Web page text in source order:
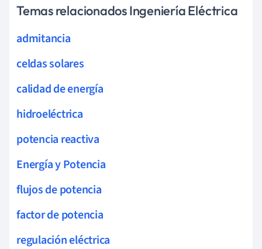
Temas relacionados Ingeniería Eléctrica
admitancia
celdas solares
calidad de energía
hidroeléctrica
potencia reactiva
Energía y Potencia
flujos de potencia
factor de potencia
regulación eléctrica